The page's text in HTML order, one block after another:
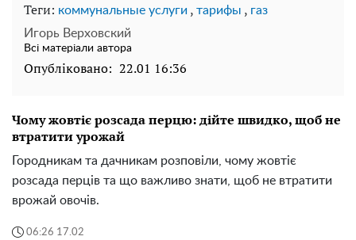
Теги: коммунальные услуги , тарифы , газ
Игорь Верховский
Всі матеріали автора
Опубліковано: 22.01 16:36
Чому жовтіє розсада перцю: дійте швидко, щоб не
втратити урожай
Городникам та дачникам розповіли, чому жовтіє
розсада перців та що важливо знати, щоб не втратити
врожай овочів.
06:26 17.02